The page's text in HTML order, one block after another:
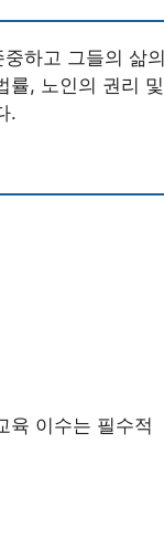
하고 그들의 삶의
률, 노인의 권리 및
.
육 이수는 필수적